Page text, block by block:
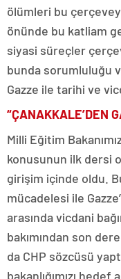
ölümleri bu
önünde bu katliam
siyasi süreçler
bunda sorumluluğu
Gazze ile tarihi ve
“ÇANAKKALE’DEN
Milli Eğitim
konusunun ilk dersi
girişim içinde oldu.
mücadelesi ile
arasında vicdani
bakımından son
da CHP sözcüsü
bakanlığımızı